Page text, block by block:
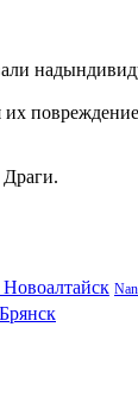
их
Драги.